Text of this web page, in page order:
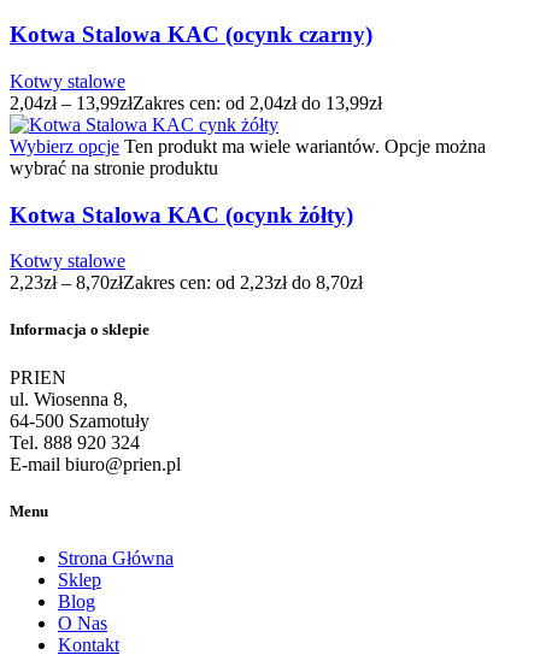
Kotwa Stalowa KAC (ocynk czarny)
Kotwy stalowe
2,04zł – 13,99złZakres cen: od 2,04zł do 13,99zł
Wybierz opcje Ten produkt ma wiele wariantów. Opcje można
wybrać na stronie produktu
Kotwa Stalowa KAC (ocynk żółty)
Kotwy stalowe
2,23zł – 8,70złZakres cen: od 2,23zł do 8,70zł
Informacja o sklepie
PRIEN
ul. Wiosenna 8,
64-500 Szamotuły
Tel. 888 920 324
E-mail biuro@prien.pl
Menu
Strona Główna
Sklep
Blog
O Nas
Kontakt